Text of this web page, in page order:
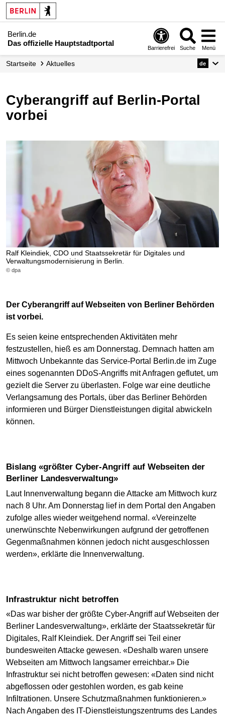
Berlin.de
Das offizielle Hauptstadtportal
Barrierefrei Suche Menü
Startseite Aktuelles de
Cyberangriff auf Berlin-Portal
vorbei
Ralf Kleindiek, CDO und Staatssekretär für Digitales und
Verwaltungsmodernisierung in Berlin.
© dpa
Der Cyberangriff auf Webseiten von Berliner Behörden
ist vorbei.
Es seien keine entsprechenden Aktivitäten mehr
festzustellen, hieß es am Donnerstag. Demnach hatten am
Mittwoch Unbekannte das Service-Portal Berlin.de im Zuge
eines sogenannten DDoS-Angriffs mit Anfragen geflutet, um
gezielt die Server zu überlasten. Folge war eine deutliche
Verlangsamung des Portals, über das Berliner Behörden
informieren und Bürger Dienstleistungen digital abwickeln
können.
Bislang «größter Cyber-Angriff auf Webseiten der
Berliner Landesverwaltung»
Laut Innenverwaltung begann die Attacke am Mittwoch kurz
nach 8 Uhr. Am Donnerstag lief in dem Portal den Angaben
zufolge alles wieder weitgehend normal. «Vereinzelte
unerwünschte Nebenwirkungen aufgrund der getroffenen
Gegenmaßnahmen können jedoch nicht ausgeschlossen
werden», erklärte die Innenverwaltung.
Infrastruktur nicht betroffen
«Das war bisher der größte Cyber-Angriff auf Webseiten der
Berliner Landesverwaltung», erklärte der Staatssekretär für
Digitales, Ralf Kleindiek. Der Angriff sei Teil einer
bundesweiten Attacke gewesen. «Deshalb waren unsere
Webseiten am Mittwoch langsamer erreichbar.» Die
Infrastruktur sei nicht betroffen gewesen: «Daten sind nicht
abgeflossen oder gestohlen worden, es gab keine
Infiltrationen. Unsere Schutzmaßnahmen funktionieren.»
Nach Angaben des IT-Dienstleistungszentrums des Landes